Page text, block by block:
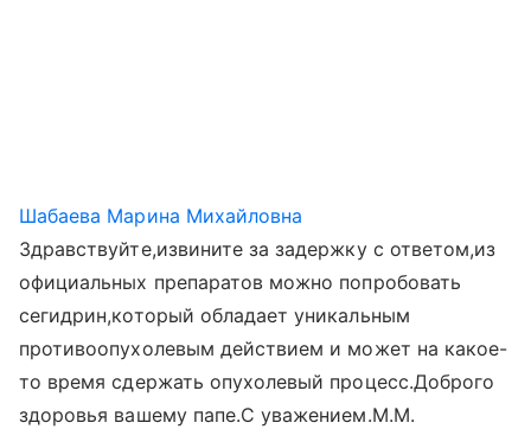
Шабаева Марина Михайловна
Здравствуйте,извините за задержку с ответом,из
официальных препаратов можно попробовать
сегидрин,который обладает уникальным
противоопухолевым действием и может на какое-
то время сдержать опухолевый процесс.Доброго
здоровья вашему папе.С уважением.М.М.